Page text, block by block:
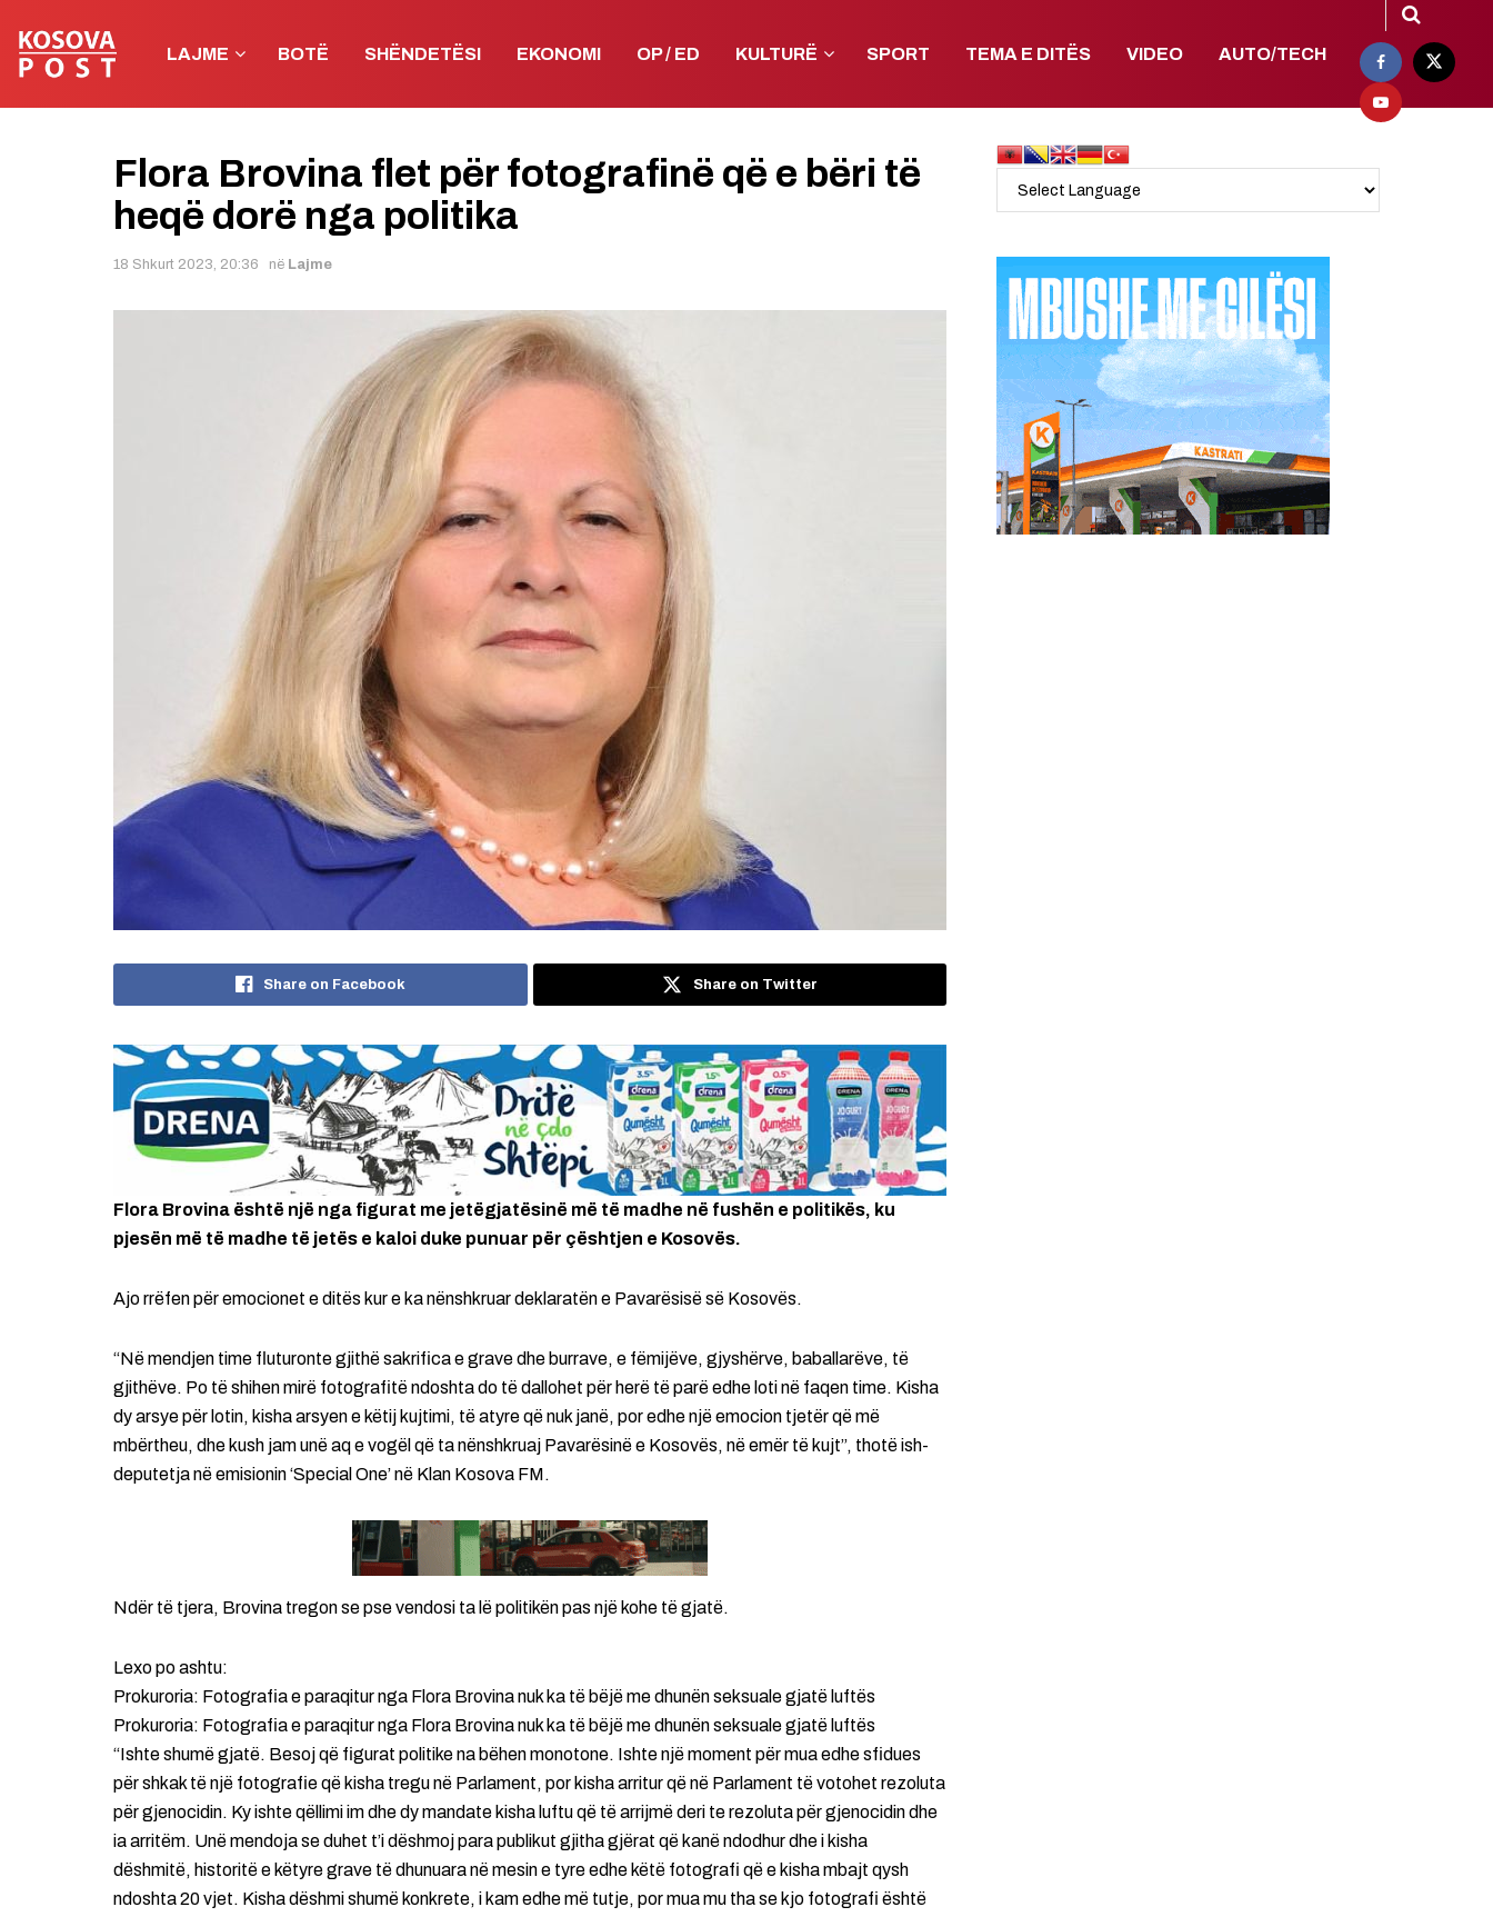
LAJME BOTË SHËNDETËSI EKONOMI OP / ED KULTURË SPORT TEMA E DITËS VIDEO AUTO/TECH
Flora Brovina flet për fotografinë që e bëri të
heqë dorë nga politika
18 Shkurt 2023, 20:36 në Lajme
Share on Facebook Share on Twitter
Flora Brovina është një nga figurat me jetëgjatësinë më të madhe në fushën e politikës, ku
pjesën më të madhe të jetës e kaloi duke punuar për çështjen e Kosovës.
Ajo rrëfen për emocionet e ditës kur e ka nënshkruar deklaratën e Pavarësisë së Kosovës.
“Në mendjen time fluturonte gjithë sakrifica e grave dhe burrave, e fëmijëve, gjyshërve, baballarëve, të
gjithëve. Po të shihen mirë fotografitë ndoshta do të dallohet për herë të parë edhe loti në faqen time. Kisha
dy arsye për lotin, kisha arsyen e këtij kujtimi, të atyre që nuk janë, por edhe një emocion tjetër që më
mbërtheu, dhe kush jam unë aq e vogël që ta nënshkruaj Pavarësinë e Kosovës, në emër të kujt”, thotë ish-
deputetja në emisionin ‘Special One’ në Klan Kosova FM.
Ndër të tjera, Brovina tregon se pse vendosi ta lë politikën pas një kohe të gjatë.
Lexo po ashtu:
Prokuroria: Fotografia e paraqitur nga Flora Brovina nuk ka të bëjë me dhunën seksuale gjatë luftës
Prokuroria: Fotografia e paraqitur nga Flora Brovina nuk ka të bëjë me dhunën seksuale gjatë luftës
“Ishte shumë gjatë. Besoj që figurat politike na bëhen monotone. Ishte një moment për mua edhe sfidues
për shkak të një fotografie që kisha tregu në Parlament, por kisha arritur që në Parlament të votohet rezoluta
për gjenocidin. Ky ishte qëllimi im dhe dy mandate kisha luftu që të arrijmë deri te rezoluta për gjenocidin dhe
ia arritëm. Unë mendoja se duhet t’i dëshmoj para publikut gjitha gjërat që kanë ndodhur dhe i kisha
dëshmitë, historitë e këtyre grave të dhunuara në mesin e tyre edhe këtë fotografi që e kisha mbajt qysh
ndoshta 20 vjet. Kisha dëshmi shumë konkrete, i kam edhe më tutje, por mua mu tha se kjo fotografi është